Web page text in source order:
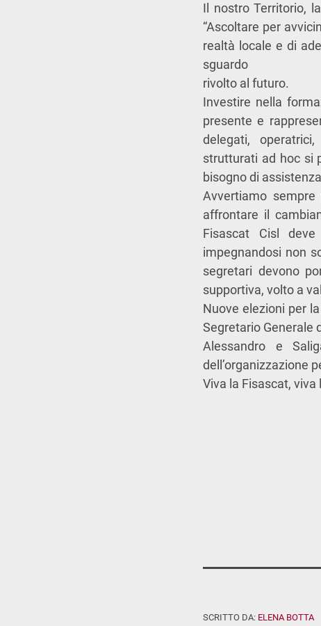
Il nostro Territorio,
“Ascoltare per
realtà locale e di
sguardo
rivolto al futuro.
Investire nella
presente e
delegati,
strutturati ad hoc si
bisogno di
Avvertiamo sempre
affrontare il
Fisascat Cisl
impegnandosi non
segretari devono
supportiva, volto a
Nuove elezioni per
Segretario Generale
Alessandro e
dell’organizzazione
Viva la Fisascat, viva
SCRITTO DA: ELENA BOTTA